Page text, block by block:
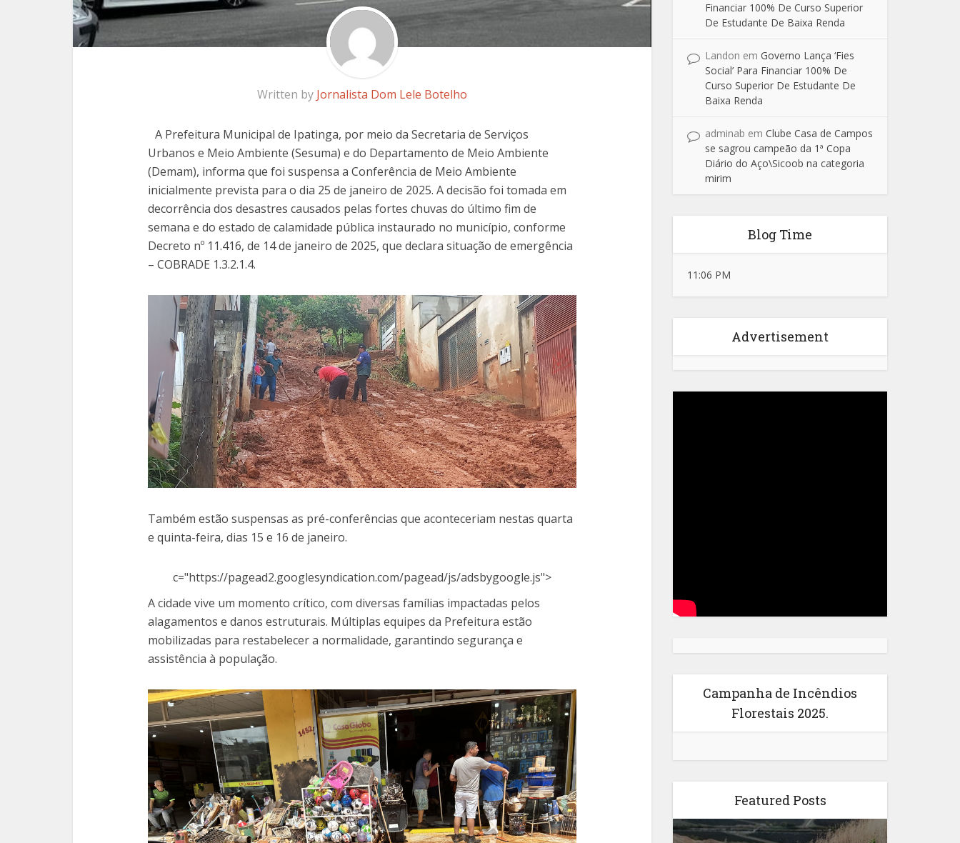
Written by Jornalista Dom Lele Botelho
A Prefeitura Municipal de Ipatinga, por meio da Secretaria de Serviços
Urbanos e Meio Ambiente (Sesuma) e do Departamento de Meio Ambiente
(Demam), informa que foi suspensa a Conferência de Meio Ambiente
inicialmente prevista para o dia 25 de janeiro de 2025. A decisão foi tomada em
decorrência dos desastres causados pelas fortes chuvas do último fim de
semana e do estado de calamidade pública instaurado no município, conforme
Decreto nº 11.416, de 14 de janeiro de 2025, que declara situação de emergência
– COBRADE 1.3.2.1.4.
Também estão suspensas as pré-conferências que aconteceriam nestas quarta
e quinta-feira, dias 15 e 16 de janeiro.
c="https://pagead2.googlesyndication.com/pagead/js/adsbygoogle.js">
A cidade vive um momento crítico, com diversas famílias impactadas pelos
alagamentos e danos estruturais. Múltiplas equipes da Prefeitura estão
mobilizadas para restabelecer a normalidade, garantindo segurança e
assistência à população.
Financiar 100% De Curso Superior
De Estudante De Baixa Renda
Landon em Governo Lança ‘Fies
Social’ Para Financiar 100% De
Curso Superior De Estudante De
Baixa Renda
adminab em Clube Casa de Campos
se sagrou campeão da 1ª Copa
Diário do Aço\Sicoob na categoria
mirim
Blog Time
11:06 PM
Advertisement
Campanha de Incêndios
Florestais 2025.
Featured Posts